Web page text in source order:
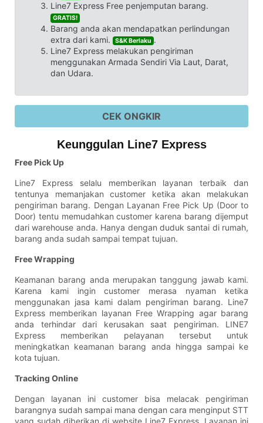
Line7 Express Free penjemputan barang.
GRATIS!
Barang anda akan mendapatkan perlindungan
extra dari kami.
S&K Berlaku .
Line7 Express melakukan pengiriman
menggunakan Armada Sendiri Via Laut, Darat,
dan Udara.
CEK ONGKIR
Keunggulan Line7 Express
Free Pick Up
Line7 Express selalu memberikan layanan terbaik dan
tentunya memanjakan customer ketika akan melakukan
pengiriman barang. Dengan Layanan Free Pick Up (Door to
Door) tentu memudahkan customer karena barang dijemput
dari warehouse anda. Hanya dengan duduk santai di rumah,
barang anda sudah sampai tempat tujuan.
Free Wrapping
Keamanan barang anda merupakan tanggung jawab kami.
Karena kami ingin customer merasa nyaman ketika
menggunakan jasa kami dalam pengiriman barang. Line7
Express memberikan layanan Free Wrapping agar barang
anda terhindar dari kerusakan saat pengiriman. LINE7
Express memberikan pelayanan tersebut untuk
meningkatkan keamanan barang anda hingga sampai ke
kota tujuan.
Tracking Online
Dengan layanan ini customer bisa melacak pengiriman
barangnya sudah sampai mana dengan cara menginput STT